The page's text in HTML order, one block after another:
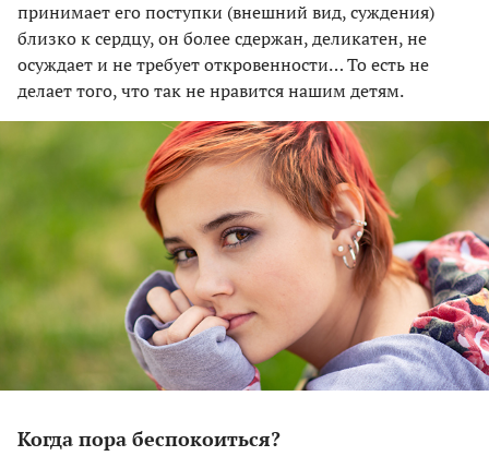
принимает его поступки (внешний вид, суждения)
близко к сердцу, он более сдержан, деликатен, не
осуждает и не требует откровенности… То есть не
делает того, что так не нравится нашим детям.
Когда пора беспокоиться?